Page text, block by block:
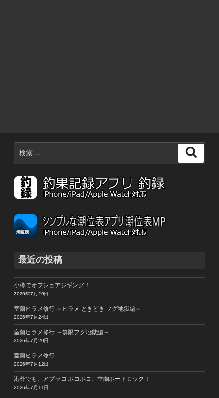
索:
最近の投稿
小樽でオフショアジギング！
2026年7月26日
室蘭ヒラメ修行 ～ヒラメ ときどき フグ地獄編～
2026年7月24日
室蘭ヒラメ修行 ～無限フグ地獄編～
2026年7月20日
室蘭ヒラメ修行
2026年7月12日
港外でも、アブラコ ボコボコ、室蘭ボートロック！
2026年7月11日